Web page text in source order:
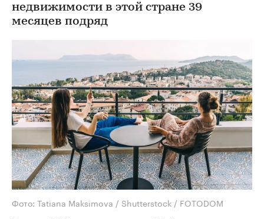
недвижимости в этой стране 39
месяцев подряд
Фото: Tatiana Maksimova / Shutterstock / FOTODOM